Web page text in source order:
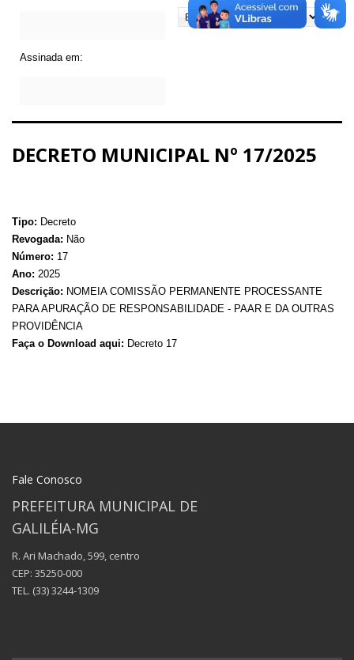
Assinada em:
DECRETO MUNICIPAL Nº 17/2025
Tipo: Decreto
Revogada: Não
Número: 17
Ano: 2025
Descrição: NOMEIA COMISSÃO PERMANENTE PROCESSANTE
PARA APURAÇÃO DE RESPONSABILIDADE - PAAR E DA OUTRAS
PROVIDÊNCIA
Faça o Download aqui: Decreto 17
Fale Conosco
PREFEITURA MUNICIPAL DE
GALILÉIA-MG
R. Ari Machado, 599, centro
CEP: 35250-000
TEL. (33) 3244-1309